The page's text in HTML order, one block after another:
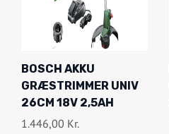
BOSCH AKKU
GRÆSTRIMMER UNIV
26CM 18V 2,5AH
1.446,00 Kr.